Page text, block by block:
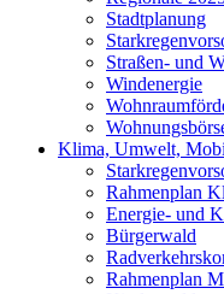
Stadtplanung
Straßen- und
Windenergie
Klima, Umwelt,
Rahmenplan
Energie- und
Bürgerwald
Rahmenplan